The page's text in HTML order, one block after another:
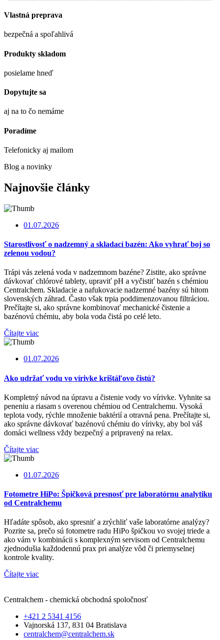
Vlastná preprava
bezpečná a spoľahlivá
Produkty skladom
posielame hneď
Dopytujte sa
aj na to čo nemáme
Poradíme
Telefonicky aj mailom
Blog a novinky
Najnovšie články
01.07.2026
Starostlivosť o nadzemný a skladací bazén: Ako vyhrať boj so
zelenou vodou?
Trápi vás zelená voda v nadzemnom bazéne? Zistite, ako správne
dávkovať chlórové tablety, upraviť pH a vyčistiť bazén s chémiou
Centralchem. Skladacie a nafukovacie nadzemné bazény sú hitom
slovenských záhrad. Často však trpia poddimenzovanou filtráciou.
Prečítajte si, ako správne kombinovať mechanické čistenie a
bazénovú chémiu, aby bola voda čistá po celé leto.
Čítajte viac
01.07.2026
Ako udržať vodu vo vírivke krištáľovo čistú?
Kompletný návod na úpravu a čistenie vody vo vírivke. Vyhnite sa
peneniu a riasam s overenou chémiou od Centralchemu. Vysoká
teplota vody, rýchle množenie baktérií a otravná pena. Prečítajte si,
ako správne dávkovať bazénovú chémiu do vírivky, aby bol váš
domáci wellness vždy bezpečný a pripravený na relax.
Čítajte viac
01.07.2026
Fotometre HiPo: Špičková presnosť pre laboratórnu analytiku
od Centralchemu
Hľadáte spôsob, ako spresniť a zrýchliť vaše laboratórne analýzy?
Pozrite sa, prečo sú fotometre radu HiPo špičkou vo svojej triede a
ako vám v kombinácii s komplexným servisom od Centralchemu
zjednodušia každodennú prax pri analýze vôd či priemyselnej
kontrole kvality.
Čítajte viac
Centralchem - chemická obchodná spoločnosť
+421 2 5341 4156
Vajnorská 137, 831 04 Bratislava
centralchem@centralchem.sk